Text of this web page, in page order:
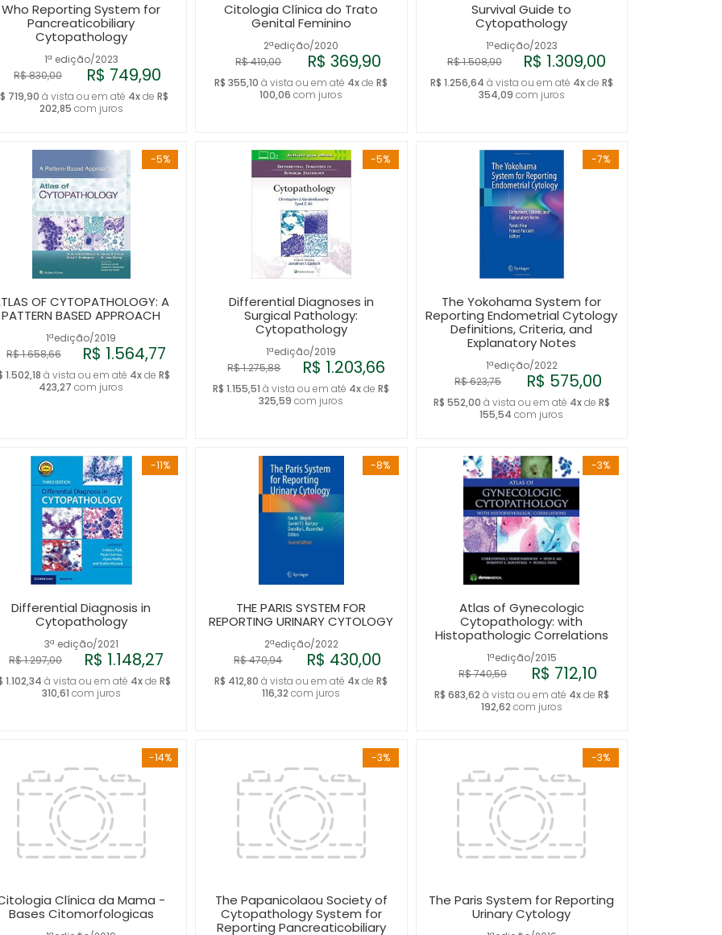
1ª edição/2023
Who Reporting System for
Pancreaticobiliary
Cytopathology
R$ 830,00 R$ 749,90
719,90 à vista ou em até 4xde R$
202,85 com juros
2ªedição/2020
Citologia Clínica do Trato
Genital Feminino
R$ 419,00 R$ 369,90
R$ 355,10 à vista ou em até 4xdeR$
100,06 com juros
1ªedição/2023
Survival Guide to
Cytopathology
R$ 1.508,90 R$ 1.309,00
R$ 1.256,64 à vista ou em até 4xde R$
354,09 com juros
-5%
1ªedição/2019
OF CYTOPATHOLOGY: A
PATTERN BASED APPROACH
R$ 1.658,66 R$ 1.564,77
1.502,18 à vista ou em até 4xdeR$
423,27 com juros
-5%
1ªedição/2019
Differential Diagnoses in
Surgical Pathology:
Cytopathology
R$ 1.275,88 R$ 1.203,66
R$ 1.155,51 à vista ou em até 4xdeR$
325,59 com juros
-7%
1ªedição/2022
The Yokohama System for
Reporting Endometrial Cytology
Definitions, Criteria, and
Explanatory Notes
R$ 623,75 R$ 575,00
R$ 552,00 à vista ou em até 4xde R$
155,54 com juros
-11%
3ª edição/2021
Differential Diagnosis in
Cytopathology
R$ 1.297,00 R$ 1.148,27
1.102,34 à vista ou em até 4xde R$
310,61 com juros
-8%
2ªedição/2022
THE PARIS SYSTEM FOR
REPORTING URINARY CYTOLOGY
R$ 470,94 R$ 430,00
R$ 412,80 à vista ou em até 4xdeR$
116,32 com juros
-3%
1ªedição/2015
Atlas of Gynecologic
Cytopathology: with
Histopathologic Correlations
R$ 740,59 R$ 712,10
R$ 683,62 à vista ou em até 4xde R$
192,62 com juros
-14%
Clínica da Mama -
Bases Citomorfologicas
-3%
The Papanicolaou Society of
Cytopathology System for
Reporting Pancreaticobiliary
-3%
The Paris System for Reporting
Urinary Cytology